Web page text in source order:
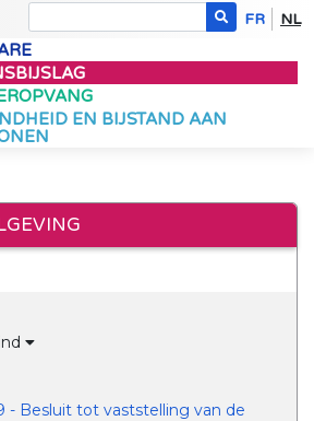
FR NL
EN BIJSTAND AAN
- Besluit tot vaststelling van de